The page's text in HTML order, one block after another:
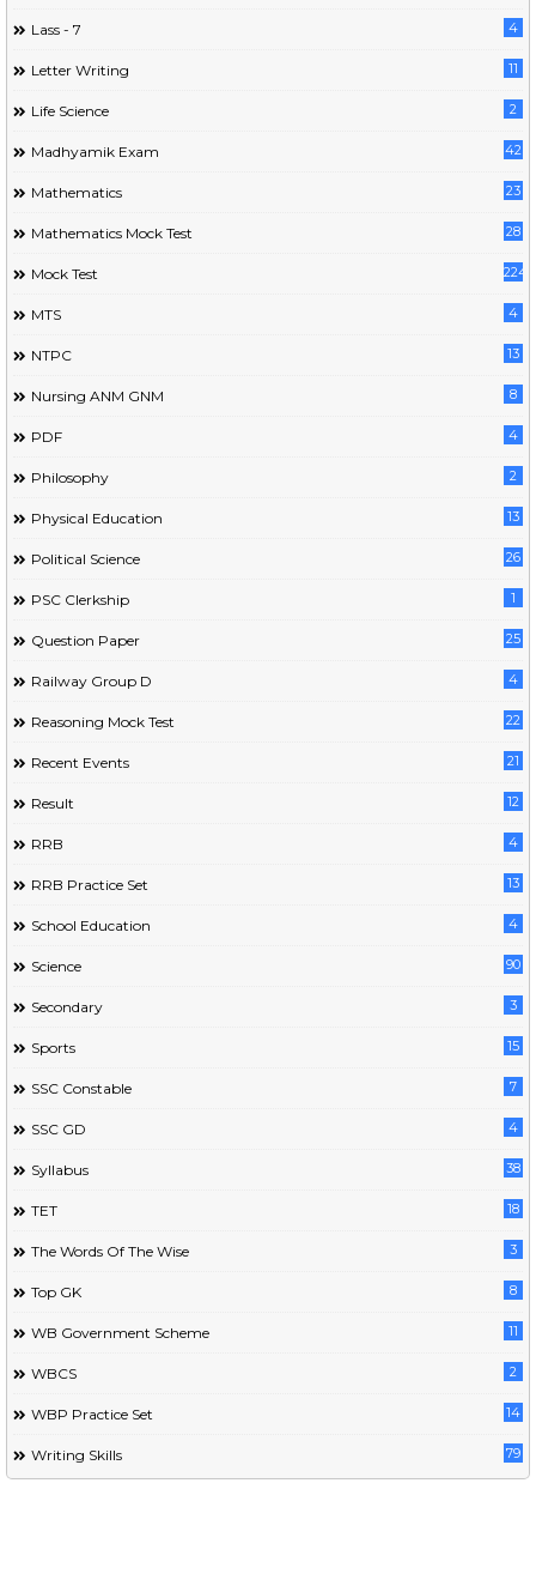
Lass - 7 4
Letter Writing 11
Life Science 2
Madhyamik Exam 42
Mathematics 23
Mathematics Mock Test 28
Mock Test 224
MTS 4
NTPC 13
Nursing ANM GNM 8
PDF 4
Philosophy 2
Physical Education 13
Political Science 26
PSC Clerkship 1
Question Paper 25
Railway Group D 4
Reasoning Mock Test 22
Recent Events 21
Result 12
RRB 4
RRB Practice Set 13
School Education 4
Science 90
Secondary 3
Sports 15
SSC Constable 7
SSC GD 4
Syllabus 38
TET 18
The Words Of The Wise 3
Top GK 8
WB Government Scheme 11
WBCS 2
WBP Practice Set 14
Writing Skills 79